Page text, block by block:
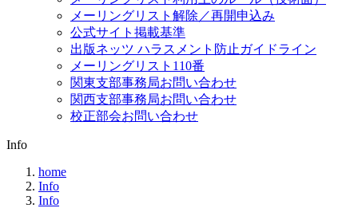
メーリングリスト解除／再開申込み
公式サイト掲載基準
出版ネッツ ハラスメント防止ガイドライン
メーリングリスト110番
関東支部事務局お問い合わせ
関西支部事務局お問い合わせ
校正部会お問い合わせ
Info
home
Info
Info